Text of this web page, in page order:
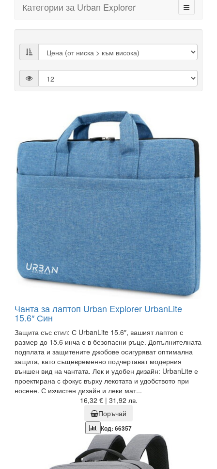
Категории за Urban Explorer
Чанта за лаптоп Urban Explorer UrbanLite
15.6″ Син
Защита със стил: С UrbanLite 15.6″, вашият лаптоп с
размер до 15.6 инча е в безопасни ръце. Допълнителната
подплата и защитените джобове осигуряват оптимална
защита, като същевременно подчертават модерния
външен вид на чантата. Лек и удобен дизайн: UrbanLite е
проектирана с фокус върху лекотата и удобството при
носене. С изчистен дизайн и леки мат...
16,32 € | 31,92 лв.
Поръчай
Код: 66357